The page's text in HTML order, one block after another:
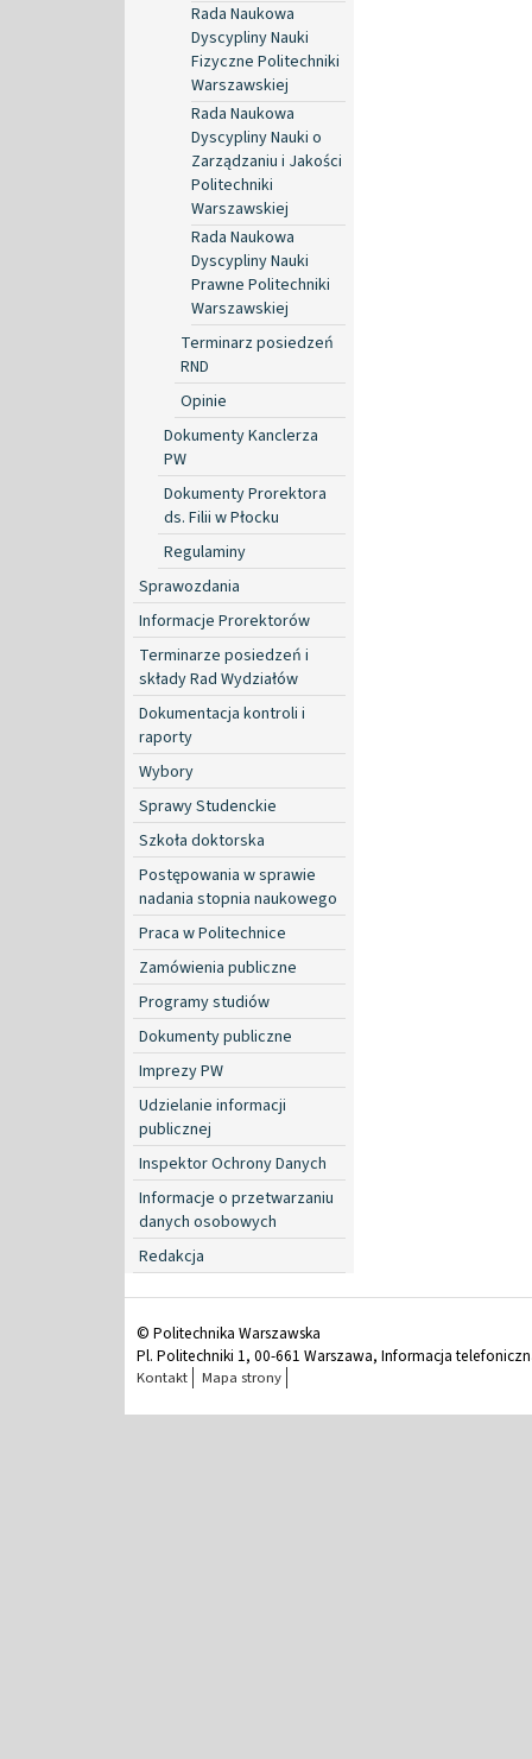
Rada Naukowa
Dyscypliny Nauki
Fizyczne Politechniki
Warszawskiej
Rada Naukowa
Dyscypliny Nauki o
Zarządzaniu i Jakości
Politechniki
Warszawskiej
Rada Naukowa
Dyscypliny Nauki
Prawne Politechniki
Warszawskiej
Terminarz posiedzeń
RND
Opinie
Dokumenty Kanclerza
PW
Dokumenty Prorektora
ds. Filii w Płocku
Regulaminy
Sprawozdania
Informacje Prorektorów
Terminarze posiedzeń i
składy Rad Wydziałów
Dokumentacja kontroli i
raporty
Wybory
Sprawy Studenckie
Szkoła doktorska
Postępowania w sprawie
nadania stopnia naukowego
Praca w Politechnice
Zamówienia publiczne
Programy studiów
Dokumenty publiczne
Imprezy PW
Udzielanie informacji
publicznej
Inspektor Ochrony Danych
Informacje o przetwarzaniu
danych osobowych
Redakcja
© Politechnika Warszawska
Pl. Politechniki 1, 00-661 Warszawa, Informacja
Kontakt Mapa strony